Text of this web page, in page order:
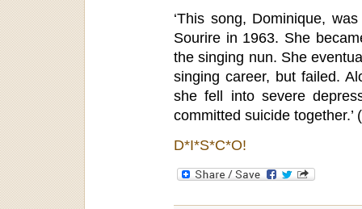
‘This song, Dominique,
Sourire in 1963. She
the singing nun. She
singing career, but failed.
she fell into severe
committed suicide together.’ (
D*I*S*C*O!